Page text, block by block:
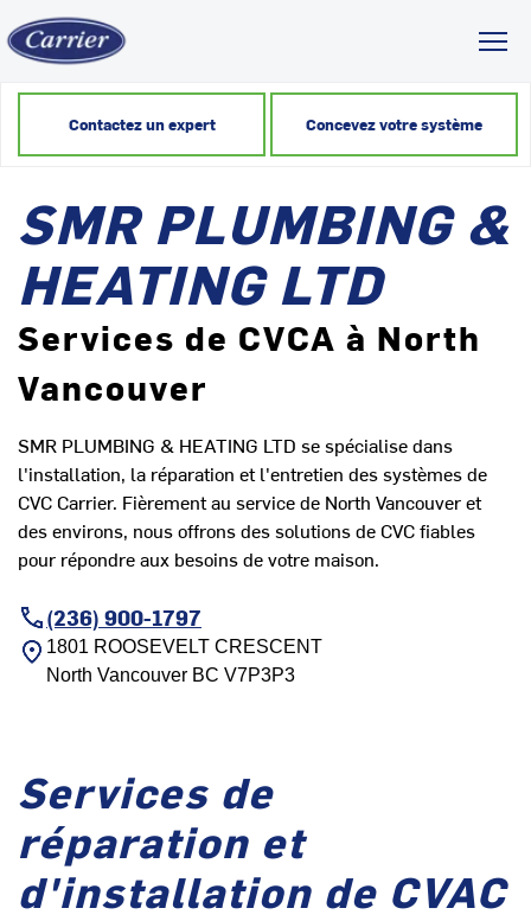
Contactez un expert Concevez votre système
SMR PLUMBING &
HEATING LTD
Services de CVCA à North
Vancouver
SMR PLUMBING & HEATING LTD se spécialise dans
l'installation, la réparation et l'entretien des systèmes de
CVC Carrier. Fièrement au service de North Vancouver et
des environs, nous offrons des solutions de CVC fiables
pour répondre aux besoins de votre maison.
(236) 900-1797
1801 ROOSEVELT CRESCENT
North Vancouver BC V7P3P3
Services de
réparation et
d'installation de CVAC